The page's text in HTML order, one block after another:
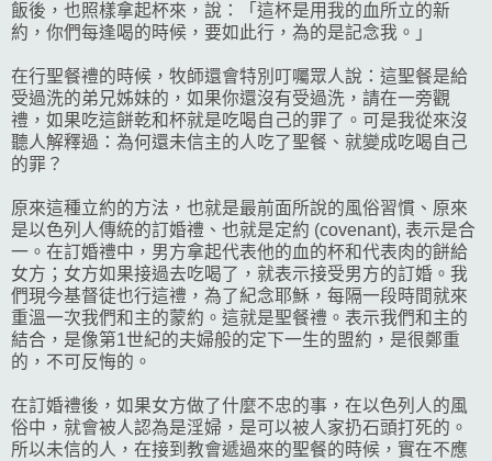
飯後，也照樣拿起杯來，說：「這杯是用我的血所立的新
約，你們每逢喝的時候，要如此行，為的是記念我。」
在行聖餐禮的時候，牧師還會特別叮囑眾人說：這聖餐是給
受過洗的弟兄姊妹的，如果你還沒有受過洗，請在一旁觀
禮，如果吃這餅乾和杯就是吃喝自己的罪了。可是我從來沒
聽人解釋過：為何還未信主的人吃了聖餐、就變成吃喝自己
的罪？
原來這種立約的方法，也就是最前面所說的風俗習慣、原來
是以色列人傳統的訂婚禮、也就是定約 (covenant), 表示是合
一。在訂婚禮中，男方拿起代表他的血的杯和代表肉的餅給
女方；女方如果接過去吃喝了，就表示接受男方的訂婚。我
們現今基督徒也行這禮，為了紀念耶穌， 每隔一段時間就來
重溫一次我們和主的蒙約。這就是聖餐禮。表示我們和主的
結合，是像第1世紀的夫婦般的定下一生的盟約，是很鄭重
的，不可反悔的。
在訂婚禮後，如果女方做了什麼不忠的事，在以色列人的風
俗中，就會被人認為是淫婦，是可以被人家扔石頭打死的。
所以未信的人，在接到教會遞過來的聖餐的時候，實在不應